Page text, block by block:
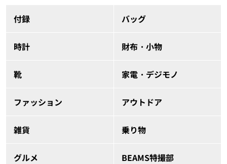
付録 バッグ
時計 財布・小物
靴 家電・デジモノ
ファッション アウトドア
雑貨 乗り物
グルメ BEAMS特撮部